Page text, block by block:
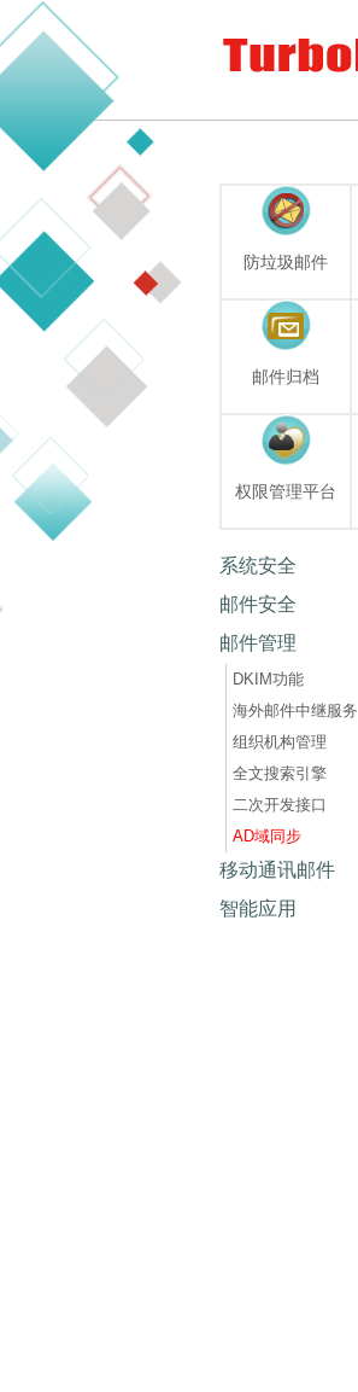
防垃圾邮件
邮件归档
权限管理平台
系统安全
邮件安全
邮件管理
DKIM功能
海外邮件中继服务
组织机构管理
全文搜索引擎
二次开发接口
AD域同步
移动通讯邮件
智能应用